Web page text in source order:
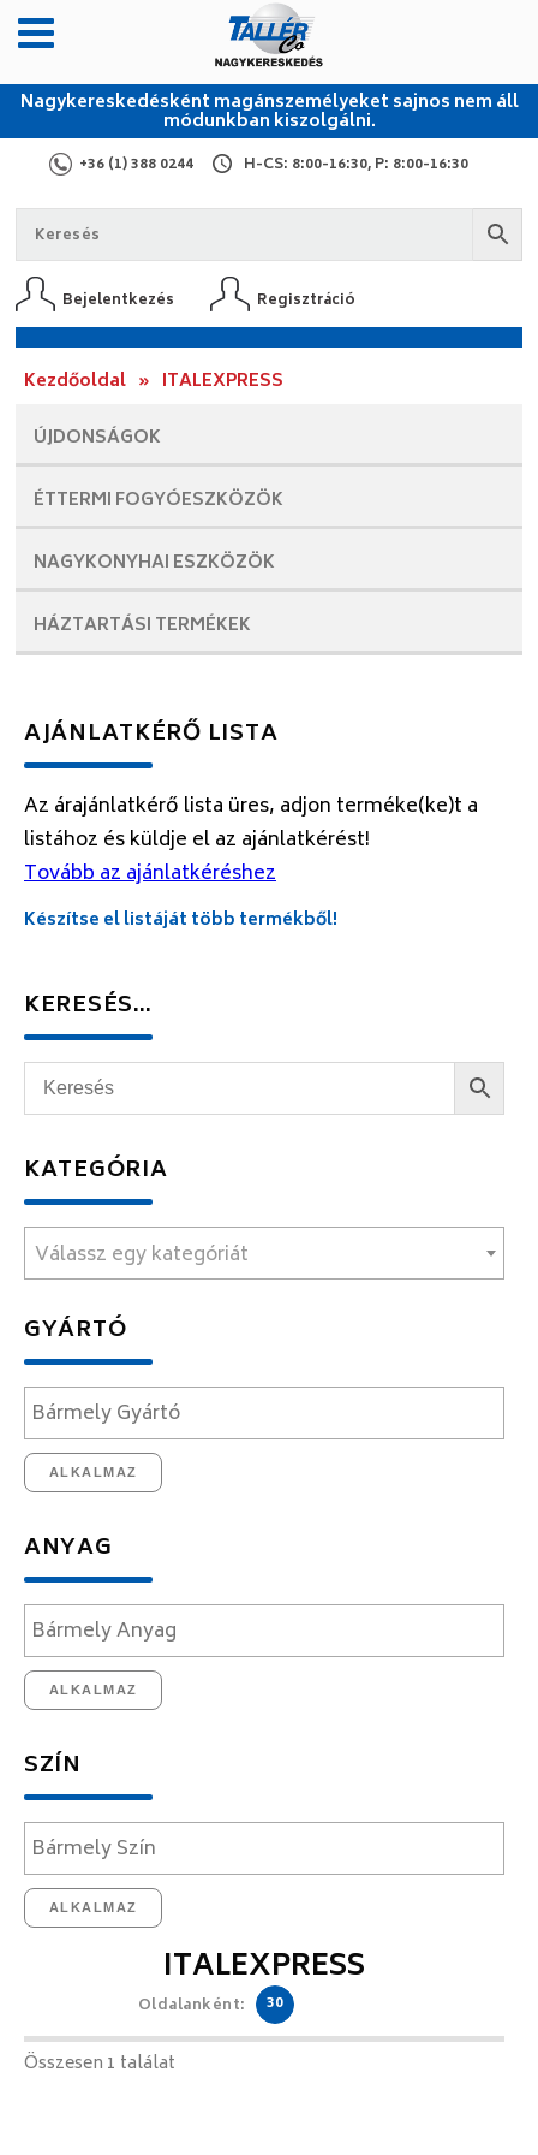
Nagykereskedésként magánszemélyeket sajnos nem áll
módunkban kiszolgálni.
+36 (1) 388 0244 H-CS: 8:00-16:30, P: 8:00-16:30
Bejelentkezés Regisztráció
Kezdőoldal » ITALEXPRESS
ÚJDONSÁGOK
ÉTTERMI FOGYÓESZKÖZÖK
NAGYKONYHAI ESZKÖZÖK
HÁZTARTÁSI TERMÉKEK
AJÁNLATKÉRŐ LISTA
Az árajánlatkérő lista üres, adjon terméke(ke)t a
listához és küldje el az ajánlatkérést!
Tovább az ajánlatkéréshez
Készítse el listáját több termékből!
KERESÉS…
KATEGÓRIA
Válassz egy kategóriát
GYÁRTÓ
ALKALMAZ
ANYAG
ALKALMAZ
SZÍN
ALKALMAZ
ITALEXPRESS
Oldalanként: 30
Összesen 1 találat